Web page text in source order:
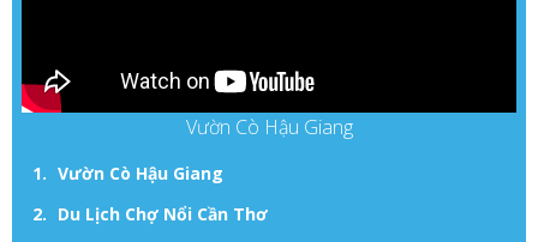
Vườn Cò Hậu Giang
Vườn Cò Hậu Giang
Du Lịch Chợ Nổi Cần Thơ